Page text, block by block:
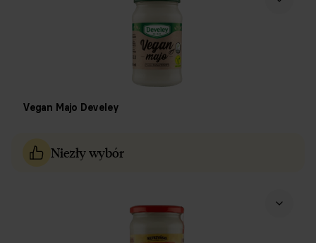
Vegan Majo Develey
Niezły wybór